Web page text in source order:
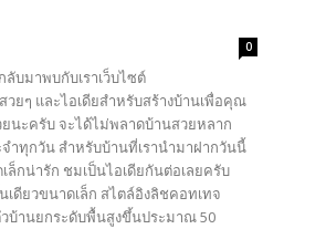
0
บมาพบกับเราเว็บไซต์
ยๆ และไอเดียสำหรับสร้างบ้านเพื่อคุณ
ยนะครับ จะได้ไม่พลาดบ้านสวยหลาก
ำทุกวัน สำหรับบ้านที่เรานำมาฝากวันนี้
ล็กน่ารัก ชมเป็นไอเดียกันต่อเลยครับ
ดียวขนาดเล็ก สไตล์อิงลิชคอทเทจ
บ้านยกระดับพื้นสูงขึ้นประมาณ 50